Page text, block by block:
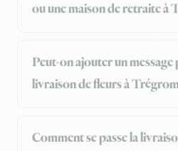
ou une maison de retraite à
Peut-on ajouter un message
livraison de fleurs à
Comment se passe la